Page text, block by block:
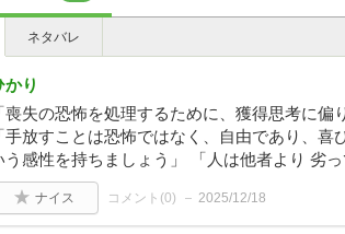
ネタバレ
かり
喪失の恐怖を処理するために、獲得思考に偏
手放すことは恐怖ではなく、自由であり、
う感性を持ちましょう」 「人は他者より 劣
ナイス コメント(0) 2025/12/18